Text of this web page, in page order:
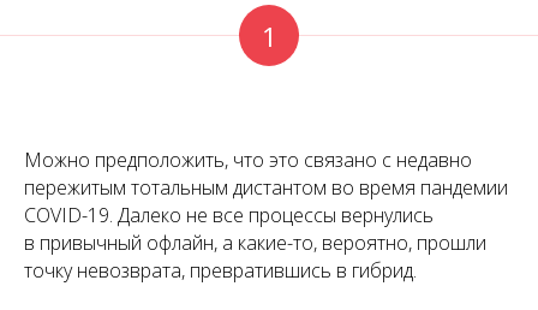
1
Можно предположить, что это связано с недавно
пережитым тотальным дистантом во время пандемии
COVID-19. Далеко не все процессы вернулись
в привычный офлайн, а какие-то, вероятно, прошли
точку невозврата, превратившись в гибрид.